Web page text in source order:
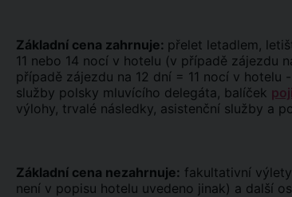
Základní cena zahrnuje: přelet letadlem,
11 nebo 14 nocí v hotelu (v případě zájezdu
případě zájezdu na 12 dní = 11 nocí v
služby polsky mluvícího delegáta, balíček
výlohy, trvalé následky, asistenční služby a
Základní cena nezahrnuje: fakultativní
není v popisu hotelu uvedeno jinak) a další